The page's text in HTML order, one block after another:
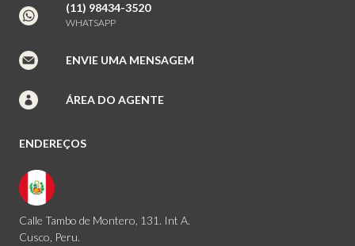
(11) 98434-3520
WHATSAPP
ENVIE UMA MENSAGEM
ÁREA DO AGENTE
ENDEREÇOS
Calle Tambo de Montero, 131. Int A.
Cusco, Peru.